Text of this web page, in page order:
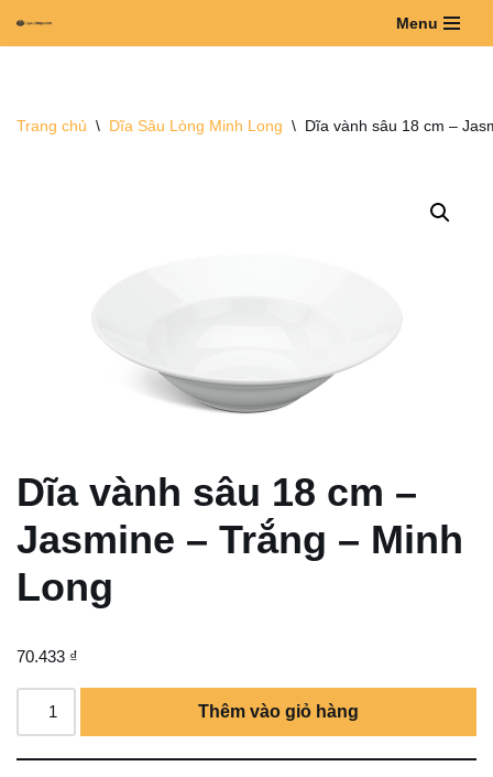
dung
Menu
Trang chủ \ Dĩa Sâu Lòng Minh Long \ Dĩa vành sâu 18 cm –
Dĩa vành sâu 18 cm –
Jasmine – Trắng – Minh
Long
70.433 ₫
Thêm vào giỏ hàng